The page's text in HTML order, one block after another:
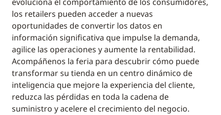
los retailers pueden acceder a nuevas
oportunidades de convertir los datos en
información significativa que impulse la demanda,
agilice las operaciones y aumente la rentabilidad.
Acompáñenos la feria para descubrir cómo puede
transformar su tienda en un centro dinámico de
inteligencia que mejore la experiencia del cliente,
reduzca las pérdidas en toda la cadena de
suministro y acelere el crecimiento del negocio.